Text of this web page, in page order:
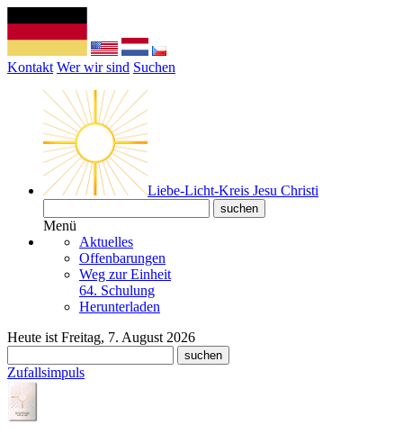
Kontakt Wer wir sind Suchen
Liebe-Licht-Kreis Jesu Christi
Menü
Aktuelles
Offenbarungen
Weg zur Einheit
64. Schulung
Herunterladen
Heute ist Freitag, 7. August 2026
Zufallsimpuls